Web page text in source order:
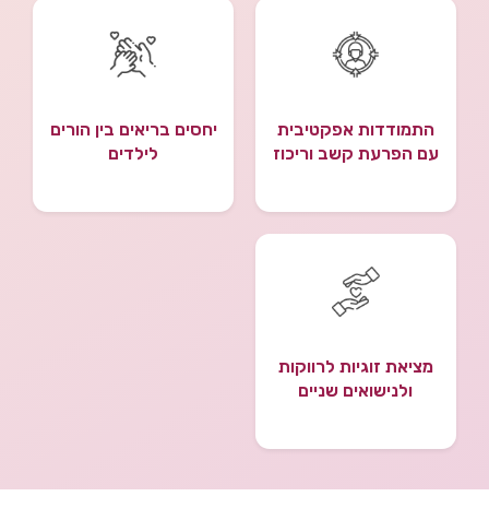
התמודדות אפקטיבית
עם הפרעת קשב וריכוז
יחסים בריאים בין הורים
לילדים
מציאת זוגיות לרווקות
ולנישואים שניים